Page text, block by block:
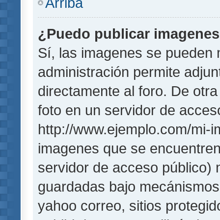
¿Puedo publicar
Sí, las imagenes se pueden
administración permite
directamente al foro. De
foto en un servidor de
http://www.ejemplo.com/mi-
imagenes que se
servidor de acceso público)
guardadas bajo
yahoo correo, sitios